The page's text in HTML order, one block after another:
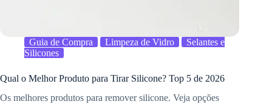
Guia de Compra Limpeza de Vidro
Selantes e
Silicones
Qual o Melhor Produto para Tirar Silicone? Top 5 de 2026
Os melhores produtos para remover silicone. Veja opções